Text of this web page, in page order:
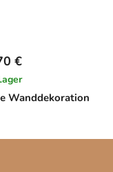
Wanddekoration
€